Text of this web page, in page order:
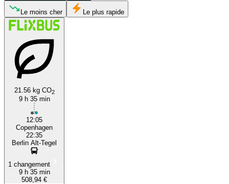
Copenhagen
Le moins cher Le plus rapide
21.56 kg CO2
9 h 35 min
12:05
Copenhagen
22:35
Berlin Alt-Tegel
1 changement
9 h 35 min
508,94 €